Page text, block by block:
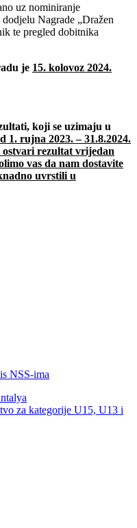
uz nominiranje
Nagrade „Dražen
te pregled dobitnika
je 15. kolovoz 2024.
koji se uzimaju u
1. rujna 2023. – 31.8.2024.
ostvari rezultat vrijedan
vas da nam dostavite
uvrstili u
NSS-ima
za kategorije U15, U13 i